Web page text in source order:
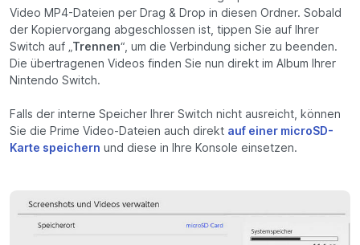
Video MP4-Dateien per Drag & Drop in diesen Ordner. Sobald
der Kopiervorgang abgeschlossen ist, tippen Sie auf Ihrer
Switch auf „Trennen“, um die Verbindung sicher zu beenden.
Die übertragenen Videos finden Sie nun direkt im Album Ihrer
Nintendo Switch.
Falls der interne Speicher Ihrer Switch nicht ausreicht, können
Sie die Prime Video-Dateien auch direkt auf einer microSD-
Karte speichern und diese in Ihre Konsole einsetzen.